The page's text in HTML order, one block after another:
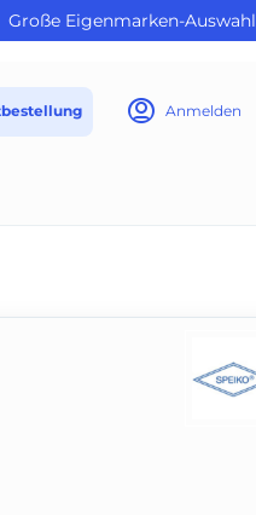
Große Eigenmarken-Auswahl
Anmelden